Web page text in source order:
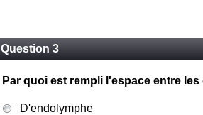
Question 3
Par quoi est rempli l'espace entre
D'endolymphe